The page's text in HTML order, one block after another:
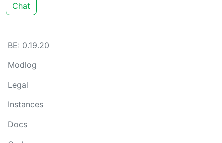
Chat
BE: 0.19.20
Modlog
Legal
Instances
Docs